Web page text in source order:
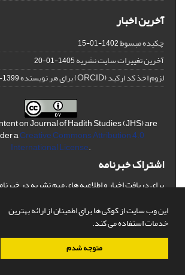
این وب سایت از کوکی ها برای اطمینان از ارائه بهترین
خدمات استفاده می کند.
متوجه شدم
آخرین اخبار
چکیده مبسوط1402-01-15
آخرین تغییرات سایت نشریه1405-01-20
لزوم اخذ کد ارکید (ORCID) برای هر نویسنده 1399-11-21
on Journal of Hadith Studies (JHS) are
aCreative Commons Attribution 4.0
International License.
اشتراک خبرنامه
برای دریافت اخبار و اطلاعیه های مهم نشریه در